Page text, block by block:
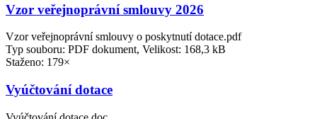
Vzor veřejnoprávní smlouvy 2026
Vzor veřejnoprávní smlouvy o poskytnutí dotace.pdf
Typ souboru: PDF dokument, Velikost: 168,3 kB
Staženo: 179×
Vyúčtování dotace